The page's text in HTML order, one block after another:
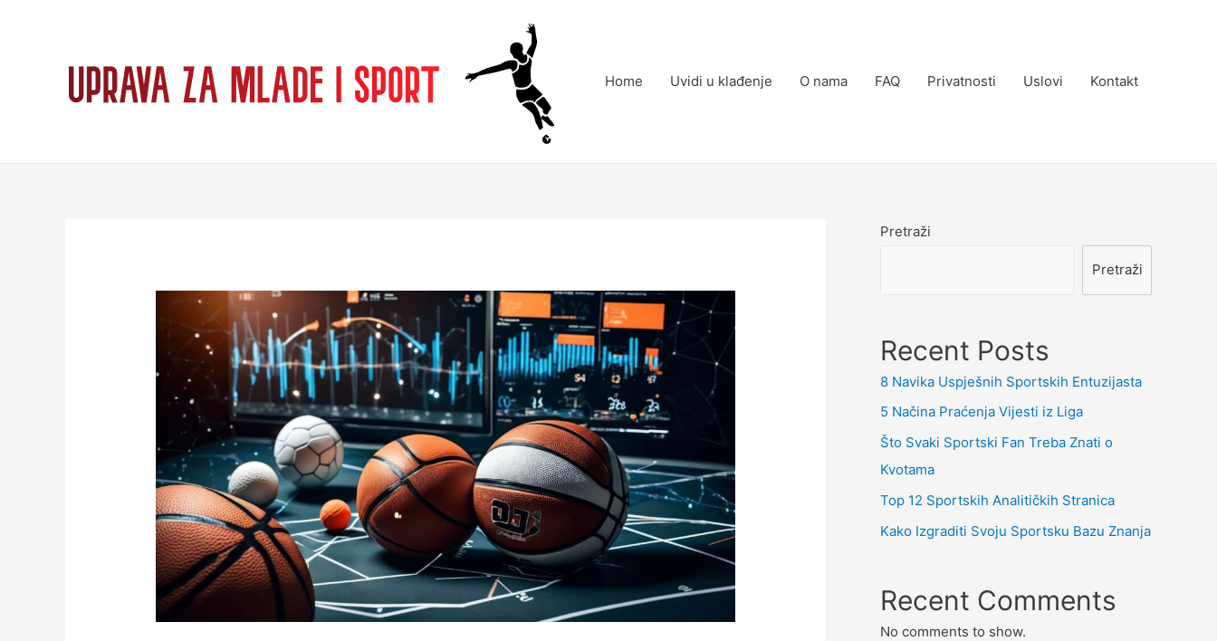
Home Uvidi u klađenje O nama FAQ Privatnosti Uslovi Kontakt
Pretraži
Pretraži
Recent Posts
8 Navika Uspješnih Sportskih Entuzijasta
5 Načina Praćenja Vijesti iz Liga
Što Svaki Sportski Fan Treba Znati o
Kvotama
Top 12 Sportskih Analitičkih Stranica
Kako Izgraditi Svoju Sportsku Bazu Znanja
Recent Comments
No comments to show.